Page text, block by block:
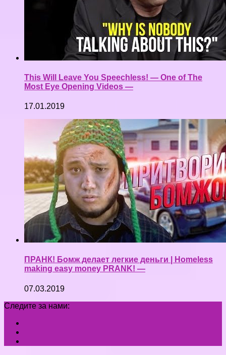
This Will Leave You Speechless! — One of The
Most Eye Opening Videos —
17.01.2019
ПРАНК! Бомж делает легкие деньги | Homeless
making easy money PRANK! —
07.03.2019
Следите за нами: